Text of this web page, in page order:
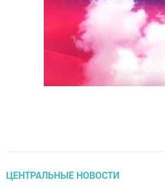
ЦЕНТРАЛЬНЫЕ НОВОСТИ